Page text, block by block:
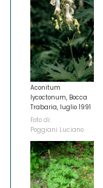
Aconitum
lycoctonum, Bocca
Trabaria, luglio 1991
Foto di:
Poggiani Luciano